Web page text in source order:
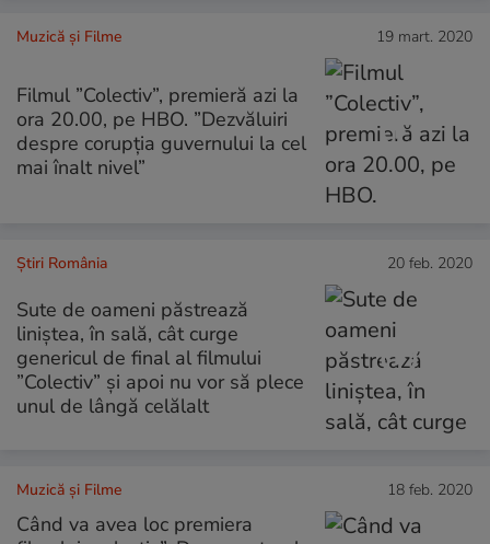
Muzică și Filme 19 mart. 2020
Filmul ”Colectiv”, premieră azi la
ora 20.00, pe HBO. ”Dezvăluiri
despre corupția guvernului la cel
mai înalt nivel”
Știri România 20 feb. 2020
Sute de oameni păstrează
liniștea, în sală, cât curge
genericul de final al filmului
”Colectiv” și apoi nu vor să plece
unul de lângă celălalt
Muzică și Filme 18 feb. 2020
Când va avea loc premiera